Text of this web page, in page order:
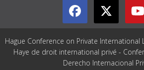
Hague Conference on Private International
Haye de droit international privé -
Derecho Internacional